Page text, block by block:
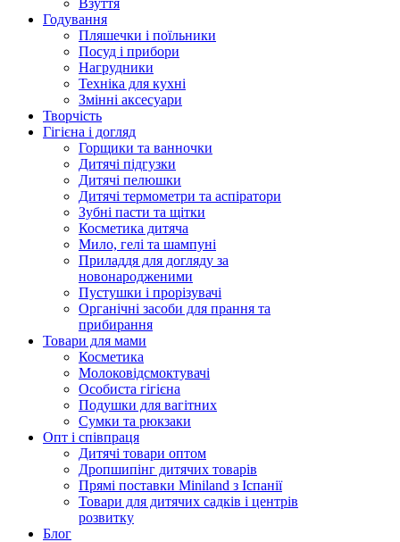
Взуття
Годування
Пляшечки і поїльники
Посуд і прибори
Нагрудники
Техніка для кухні
Змінні аксесуари
Творчість
Гігієна і догляд
Горщики та ванночки
Дитячі підгузки
Дитячі пелюшки
Дитячі термометри та аспіратори
Зубні пасти та щітки
Косметика дитяча
Мило, гелі та шампуні
Приладдя для догляду за
новонародженими
Пустушки і прорізувачі
Органічні засоби для прання та
прибирання
Товари для мами
Косметика
Молоковідсмоктувачі
Особиста гігієна
Подушки для вагітних
Сумки та рюкзаки
Опт і співпраця
Дитячі товари оптом
Дропшипінг дитячих товарів
Прямі поставки Miniland з Іспанії
Товари для дитячих садків і центрів
розвитку
Блог